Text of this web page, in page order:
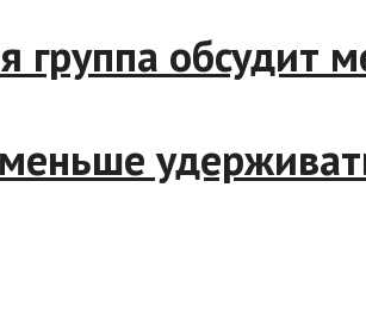
группа
меньше